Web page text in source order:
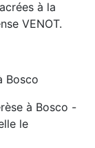
à la
VENOT.
Bosco
à Bosco -
le